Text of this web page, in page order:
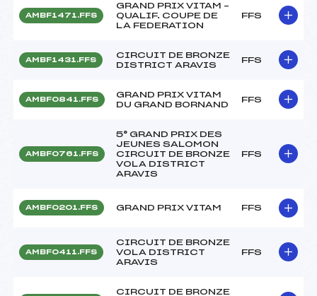
AMBF1471.FFS
GRAND PRIX VITAM –
QUALIF. COUPE DE
LA FEDERATION
FFS
AMBF1431.FFS
CIRCUIT DE BRONZE
DISTRICT ARAVIS
FFS
AMBF0841.FFS
GRAND PRIX VITAM
DU GRAND BORNAND
FFS
AMBF0761.FFS
5° GRAND PRIX DES
JEUNES SALOMON
CIRCUIT DE BRONZE
VOLA DISTRICT
ARAVIS
FFS
AMBF0201.FFS GRAND PRIX VITAM FFS
AMBF0411.FFS
CIRCUIT DE BRONZE
VOLA DISTRICT
ARAVIS
FFS
CIRCUIT DE BRONZE